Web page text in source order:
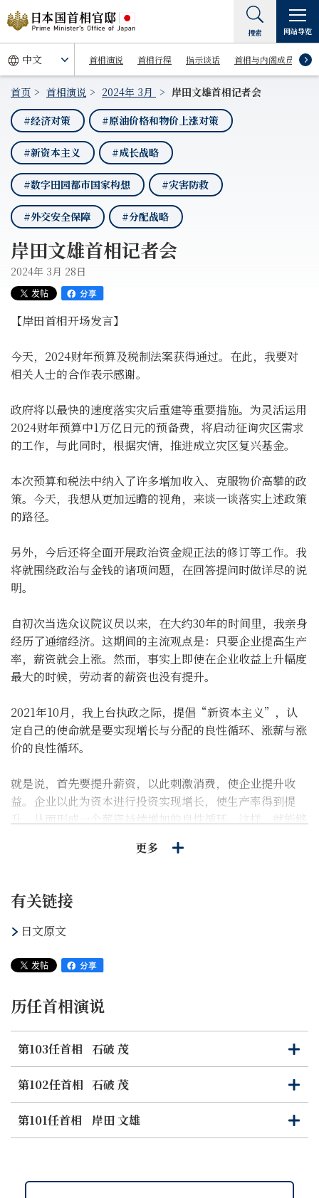
首相演说 首相行程 指示谈话 首相与内阁成员
搜索 网站导览
首页 首相演说 2024年 3月
岸田文雄首相记者会
#经济对策
#原油价格和物价上涨对策
#新资本主义 #成长战略
#数字田园都市国家构想 #灾害防救
#外交安全保障 #分配战略
岸田文雄首相记者会
2024年 3月 28日
【岸田首相开场发言】
今天，2024财年预算及税制法案获得通过。在此，我要对
相关人士的合作表示感谢。
政府将以最快的速度落实灾后重建等重要措施。为灵活运用
2024财年预算中1万亿日元的预备费，将启动征询灾区需求
的工作，与此同时，根据灾情，推进成立灾区复兴基金。
本次预算和税法中纳入了许多增加收入、克服物价高攀的政
策。今天，我想从更加远瞻的视角，来谈一谈落实上述政策
的路径。
另外，今后还将全面开展政治资金规正法的修订等工作。我
将就围绕政治与金钱的诸项问题，在回答提问时做详尽的说
明。
自初次当选众议院议员以来，在大约30年的时间里，我亲身
经历了通缩经济。这期间的主流观点是：只要企业提高生产
率，薪资就会上涨。然而，事实上即使在企业收益上升幅度
最大的时候，劳动者的薪资也没有提升。
2021年10月，我上台执政之际，提倡“新资本主义”，认
定自己的使命就是要实现增长与分配的良性循环、涨薪与涨
价的良性循环。
就是说，首先要提升薪资，以此刺激消费，使企业提升收
益。企业以此为资本进行投资实现增长，使生产率得到提
升，从而形成一个薪资持续增加的良性循环。这样，就能够
整个社会形成涨薪理所当然的意识。怀着这一坚定的信念，
为实现收入与增长的良性循环，果断采取了同步推进涨薪、
设备投资、以及鼓励初创企业和创新的措施。并锲而不舍地
（春斗）的结果，涨薪幅度大幅高于去年，一股强有力的涨
薪势头正在形成，劳资双方的涨薪举措正在发生巨大变化。
设备投资达到历史最高水平，采取进攻态势的企业不断增
加，海外企业也相继在日本开展大型战略投资。股价维持在
历史最高位，发挥主导作用的是对变革给予高度评价的市
场、以及纷纷开始新NISA（小额投资免税制度）投资的个
人投资者。目睹上述变革势头，甚至有意见认为可以宣布日
本已经摆脱通缩。
更多
有关链接
日文原文
历任首相演说
第103任首相 石破 茂
打
开
关
闭
第102任首相 石破 茂
打
开
关
闭
第101任首相
岸田 文雄
打
开
关
闭